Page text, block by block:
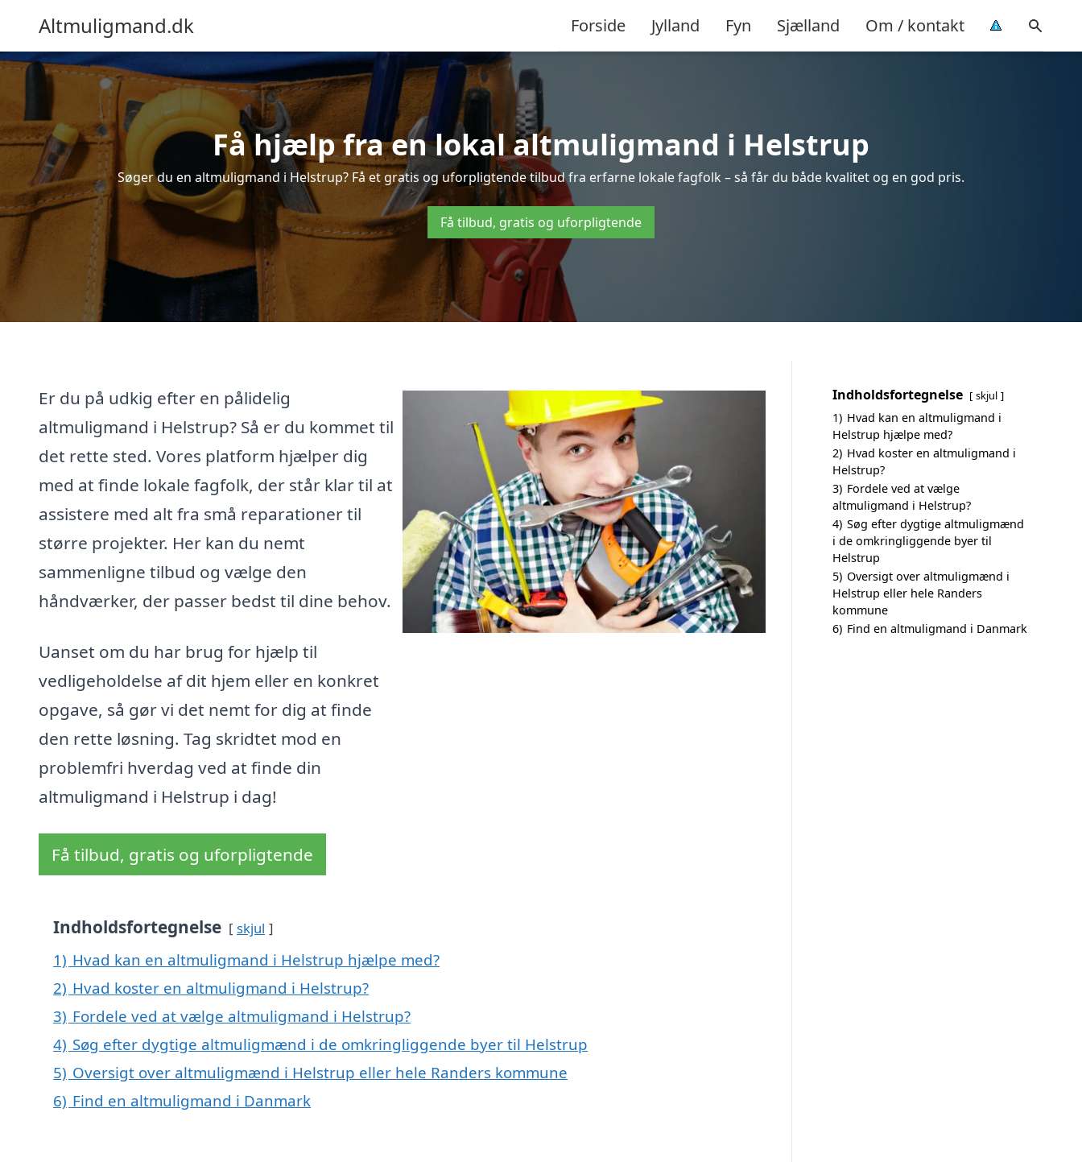
Altmuligmand.dk Forside Jylland Fyn Sjælland Om / kontakt
Få hjælp fra en lokal altmuligmand i Helstrup
Søger du en altmuligmand i Helstrup? Få et gratis og uforpligtende tilbud fra erfarne lokale fagfolk – så får du både kvalitet og en god pris.
Få tilbud, gratis og uforpligtende
Er du på udkig efter en pålidelig
altmuligmand i Helstrup? Så er du kommet til
det rette sted. Vores platform hjælper dig
med at finde lokale fagfolk, der står klar til at
assistere med alt fra små reparationer til
større projekter. Her kan du nemt
sammenligne tilbud og vælge den
håndværker, der passer bedst til dine behov.
Uanset om du har brug for hjælp til
vedligeholdelse af dit hjem eller en konkret
opgave, så gør vi det nemt for dig at finde
den rette løsning. Tag skridtet mod en
problemfri hverdag ved at finde din
altmuligmand i Helstrup i dag!
Få tilbud, gratis og uforpligtende
Indholdsfortegnelse skjul
1) Hvad kan en altmuligmand i Helstrup hjælpe med?
2) Hvad koster en altmuligmand i Helstrup?
3) Fordele ved at vælge altmuligmand i Helstrup?
4) Søg efter dygtige altmuligmænd i de omkringliggende byer til Helstrup
5) Oversigt over altmuligmænd i Helstrup eller hele Randers kommune
6) Find en altmuligmand i Danmark
Indholdsfortegnelse skjul
1) Hvad kan en altmuligmand i
Helstrup hjælpe med?
2) Hvad koster en altmuligmand i
Helstrup?
3) Fordele ved at vælge
altmuligmand i Helstrup?
4) Søg efter dygtige altmuligmænd
i de omkringliggende byer til
Helstrup
5) Oversigt over altmuligmænd i
Helstrup eller hele Randers
kommune
6) Find en altmuligmand i Danmark